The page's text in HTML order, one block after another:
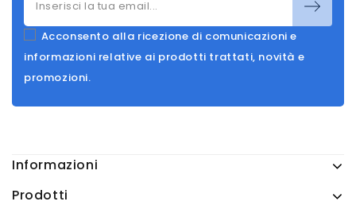
Acconsento alla ricezione di comunicazioni e
informazioni relative ai prodotti trattati, novità e
promozioni.
Informazioni
Prodotti